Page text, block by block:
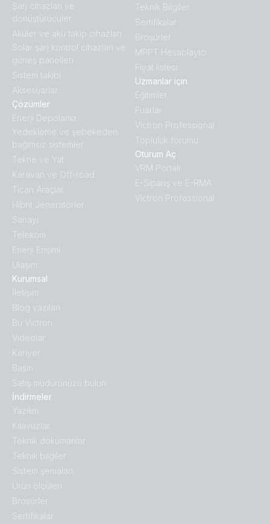
Ṣarj cihazları ve
dönüştürücüler
Aküler ve akü takip cihazları
Solar şarj kontrol cihazları ve
güneş panelleri
Sistem takibi
Aksesuarlar
İndirmeler
Yazılım
Kılavuzlar
Teknik dökümanlar
Teknik bilgiler
Sistem şemaları
Ürün ölçüleri
Broṣürler
Sertifikalar
Çözümler
Enerji Depolama
Yedekleme ve şebekeden
bağımsız sistemler
Tekne ve Yat
Karavan ve Off-road
Ticari Araçlar
Hibrit Jeneratörler
Sanayi
Telekom
Enerji Erişimi
Ulaşım
Kurumsal
İletişim
Blog yazıları
Bu Victron
Videolar
Kariyer
Basın
Satış müdürünüzü bulun
Teknik Bilgiler
Sertifikalar
Broṣürler
MPPT Hesaplayıcı
Fiyat listesi
Uzmanlar için
Eğitimler
Fuarlar
Victron Professional
Topluluk forumu
Oturum Aç
VRM Portalı
E-Sipariş ve E-RMA
Victron Professional